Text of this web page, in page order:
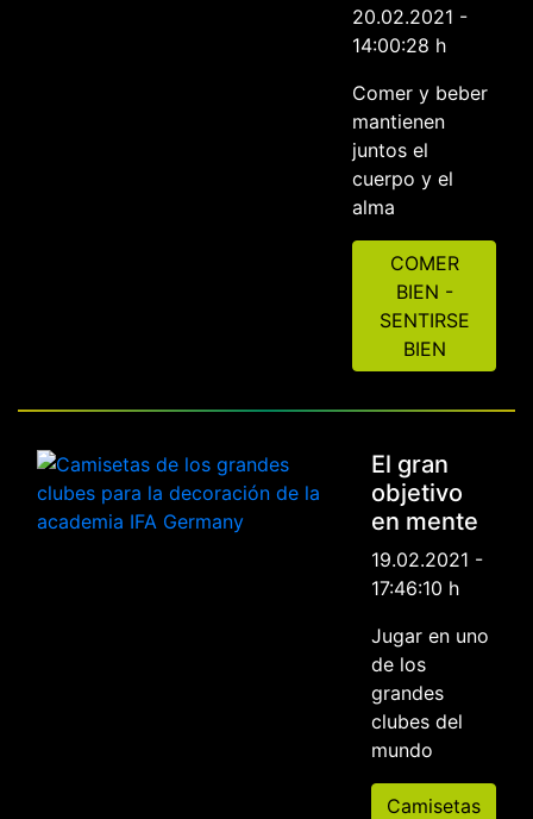
20.02.2021 -
14:00:28 h
Comer y beber
mantienen
juntos el
cuerpo y el
alma
COMER
BIEN -
SENTIRSE
BIEN
El gran
objetivo
en mente
19.02.2021 -
17:46:10 h
Jugar en uno
de los
grandes
clubes del
mundo
Camisetas